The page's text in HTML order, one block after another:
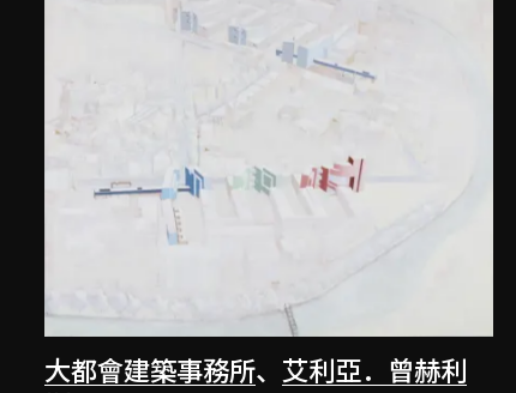
大都會建築事務所、艾利亞．曾赫利